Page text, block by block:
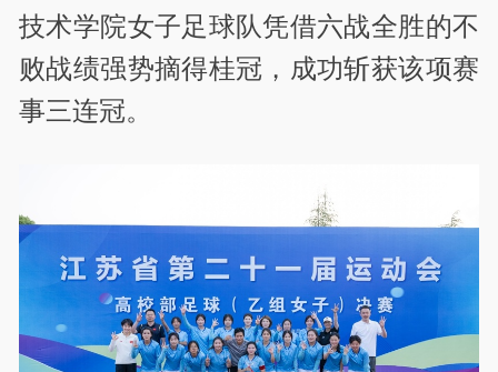
技术学院女子足球队凭借六战全胜的不
败战绩强势摘得桂冠，成功斩获该项赛
事三连冠。